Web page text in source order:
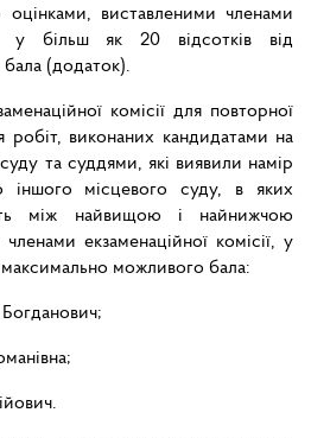
виставленими членами
у більш як 20 відсотків від
(додаток).
комісії для повторної
робіт, виконаних кандидатами на
та суддями, які виявили намір
місцевого суду, в яких
між найвищою і найнижчою
екзаменаційної комісії, у
максимально можливого бала: